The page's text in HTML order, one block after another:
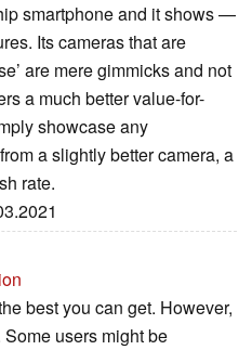
smartphone and it shows —
Its cameras that are
are mere gimmicks and not
a much better value-for-
showcase any
a slightly better camera, a
rate.
best you can get. However,
Some users might be